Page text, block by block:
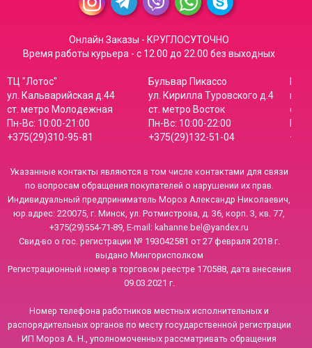
Онлайн Заказы - КРУГЛОСУТОЧНО
Время работы курьера - с 12.00 до 22.00 без выходных
ТЦ "Лотос"
ул. Кальварийская д.44
ст. метро Молодежная
Пн-Вс: 10:00-21:00
+375(29)310-95-81
Бульвар Пикассо
ул. Кирилла Туровского д.4
ст. метро Восток
Пн-Вс: 10:00-22:00
+375(29)132-51-04
пр-т
ст.
Указанные контакты являются в том числе контактами для связи
по вопросам обращения покупателей о нарушении их прав.
Индивидуальный предприниматель Мороз Александр Николаевич,
юр.адрес: 220075, г. Минск, ул. Ротмистрова, д. 36, корп. 3, кв. 77,
+375(29)554-71-89, E-mail: kahanne.bel@yandex.ru
Свид-во о гос. регистрации № 193042581 от 27 февраля 2018 г.
выдано Мингорисполком
Регистрационный номер в торговом реестре 170588, дата внесения
09.03.2021 г.
Номер телефона работников местных исполнительных и
распорядительных органов по месту государственной регистрации
ИП Мороз А. Н., уполномоченных рассматривать обращения